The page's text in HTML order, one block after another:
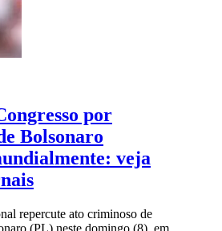
por
Bolsonaro
veja
repercute ato criminoso de
(PL) neste domingo (8), em